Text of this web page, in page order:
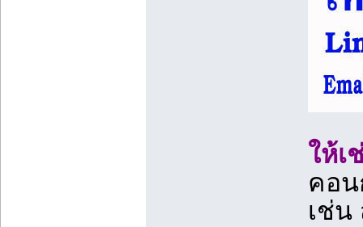
ให้เ
คอน
เช่น